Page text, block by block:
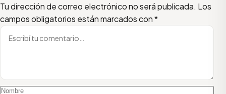
Tu dirección de correo electrónico no será publicada. Los
campos obligatorios están marcados con*
Escribí tu comentario
Nombre
Email